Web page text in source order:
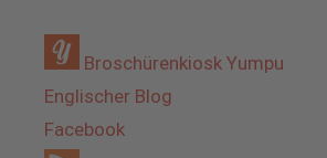
Broschürenkiosk Yumpu
Englischer Blog
Facebook